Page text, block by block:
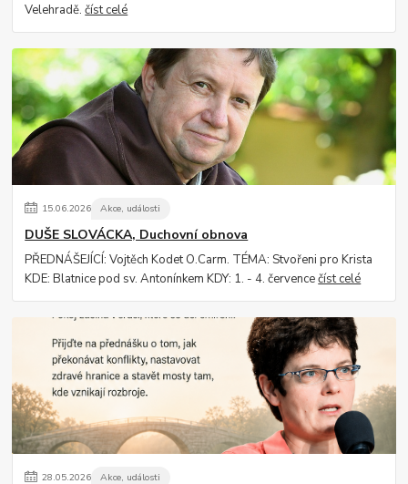
Velehradě.číst celé
15.06.2026 Akce, události
DUŠE SLOVÁCKA, Duchovní obnova
PŘEDNÁŠEJÍCÍ: Vojtěch Kodet O.Carm. TÉMA: Stvořeni pro Krista
KDE: Blatnice pod sv. Antonínkem KDY: 1. - 4. červencečíst celé
28.05.2026 Akce, události